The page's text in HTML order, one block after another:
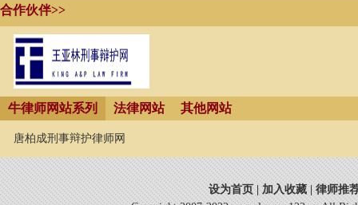
合作伙伴>>
牛律师网站系列 法律网站 其他网站
唐柏成刑事辩护律师网
设为首页 加入收藏
律师推